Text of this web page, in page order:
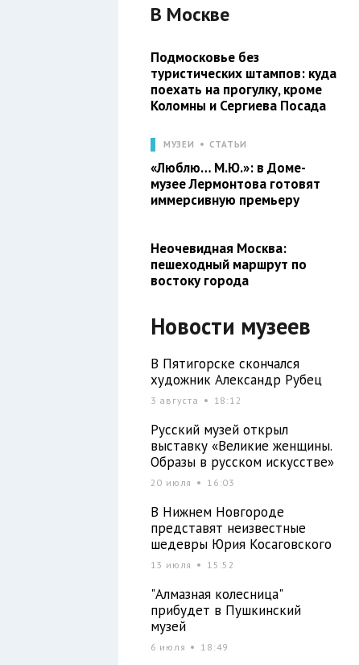
В Москве
Подмосковье без
туристических штампов: куда
поехать на прогулку, кроме
Коломны и Сергиева Посада
МУЗЕИ СТАТЬИ
«Люблю… М.Ю.»: в Доме-
музее Лермонтова готовят
иммерсивную премьеру
Неочевидная Москва:
пешеходный маршрут по
востоку города
Новости музеев
В Пятигорске скончался
художник Александр Рубец
3 августа 18:12
Русский музей открыл
выставку «Великие женщины.
Образы в русском искусстве»
20 июля 16:03
В Нижнем Новгороде
представят неизвестные
шедевры Юрия Косаговского
13 июля 15:52
"Алмазная колесница"
прибудет в Пушкинский
музей
6 июля 18:49